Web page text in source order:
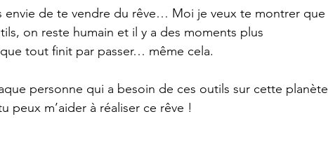
envie de te vendre du rêve… Moi je veux te montrer que
on reste humain et il y a des moments plus
tout finit par passer… même cela.
personne qui a besoin de ces outils sur cette planète
peux m’aider à réaliser ce rêve !